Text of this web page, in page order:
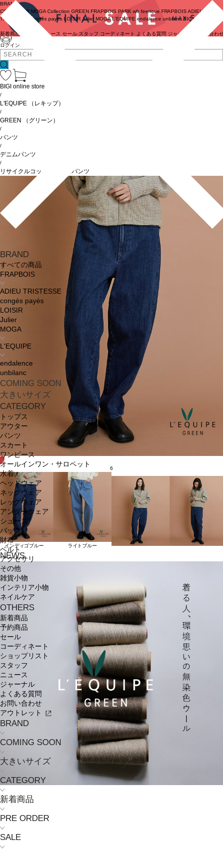
ログイン
BRAND
COUTURIER MOGA Collection GREEN FRAPBOIS PARK wb feerique FRAPBOIS ADIEU
TRISTESSE
congés payés LOISIR Julier MOGA L'EQUIPE endalence unbilanc BIGI online store
新着商品 ニュース セール スタッフ コーディネート よくある質問 ジャーナル お問い合わ
BRAND
すべての商品
FRAPBOIS
ADIEU TRISTESSE
congés payés
LOISIR
Julier
MOGA
L'EQUIPE
endalence
unbilanc
COMING SOON
大きいサイズ
CATEGORY
トップス
アウター
パンツ
スカート
ワンピース
オールインワン・サロペット
水着
ヘッドウェア
ネックウェア
レッグウェア
アンダーウェア
シューズ
バッグ
財布
ベルト
アクセサリ
その他
雑貨小物
インテリア小物
ネイルケア
OTHERS
新着商品
予約商品
セール
コーディネート
ショップリスト
スタッフ
ニュース
ジャーナル
よくある質問
お問い合わせ
アウトレット
BRAND
COMING SOON
大きいサイズ
CATEGORY
新着商品
PRE ORDER
SALE
BIGI online store
/
L'EQUIPE （レキップ）
/
GREEN （グリーン）
/
パンツ
/
デニムパンツ
/
リサイクルコットンデニムパンツ
6
インディゴブルー ライトブルー
NEWS